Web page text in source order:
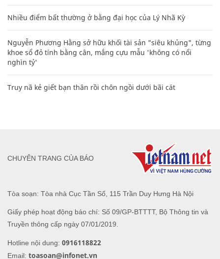
Nhiều điểm bất thường ở bằng đại học của Lý Nhã Kỳ
Nguyễn Phương Hằng sở hữu khối tài sản "siêu khủng", từng
khoe sổ đỏ tính bằng cân, mắng cựu mẫu 'không có nổi
nghìn tỷ'
Truy nã kẻ giết bạn thân rồi chôn ngồi dưới bãi cát
Tòa soạn: Tòa nhà Cục Tần Số, 115 Trần Duy Hưng Hà Nội
Giấy phép hoạt động báo chí: Số 09/GP-BTTTT, Bộ Thông tin và
Truyền thông cấp ngày 07/01/2019.
Hotline nội dung: 0916118822
Email: toasoan@infonet.vn
CHUYÊN TRANG CỦA BÁO